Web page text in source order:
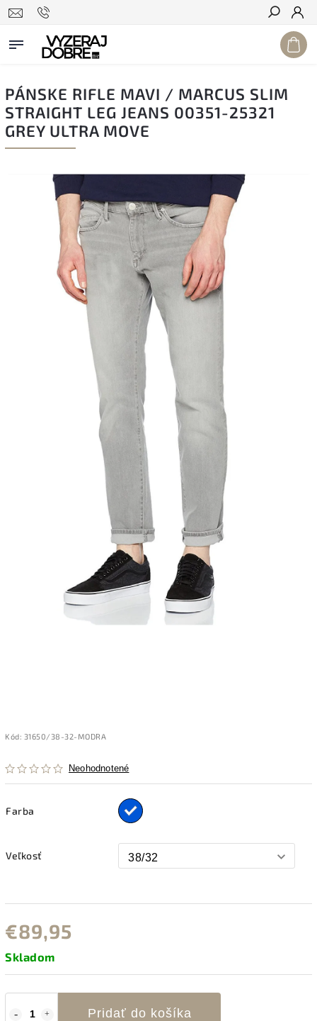
Hľadať
PÁNSKE RIFLE MAVI / MARCUS SLIM
STRAIGHT LEG JEANS 00351-25321
GREY ULTRA MOVE
Kód: 31650/38-32-MODRA
Neohodnotené
Farba
Veľkosť
€89,95
Skladom
Pridať do košíka